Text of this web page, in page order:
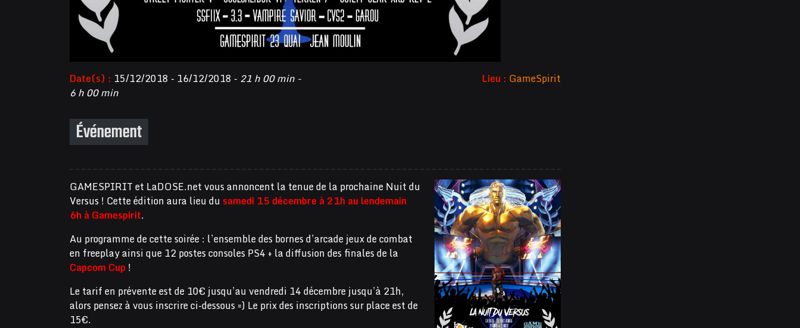
Date(s) : 15/12/2018 - 16/12/2018 - 21 h 00 min -
6 h 00 min
Lieu : GameSpirit
Événement
GAMESPIRIT et LaDOSE.net vous annoncent la tenue de la prochaine Nuit du
Versus ! Cette édition aura lieu du samedi 15 décembre à 21h au lendemain
6h à Gamespirit.
Au programme de cette soirée : l’ensemble des bornes d’arcade jeux de combat
en freeplay ainsi que 12 postes consoles PS4 + la diffusion des finales de la
Capcom Cup!
Le tarif en prévente est de 10€ jusqu’au vendredi 14 décembre jusqu’à 21h,
alors pensez à vous inscrire ci-dessous =) Le prix des inscriptions sur place est de
15€.